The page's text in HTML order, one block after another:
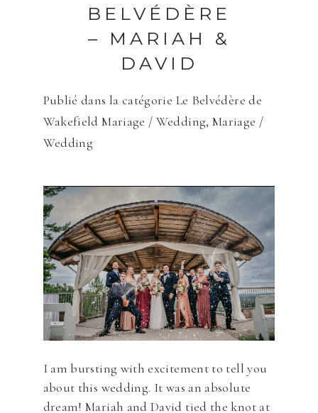
BELVÉDÈRE
– MARIAH &
DAVID
Publié dans la catégorie Le Belvédère de
Wakefield Mariage / Wedding,Mariage /
Wedding
I am bursting with excitement to tell you
about this wedding. It was an absolute
dream! Mariah and David tied the knot at